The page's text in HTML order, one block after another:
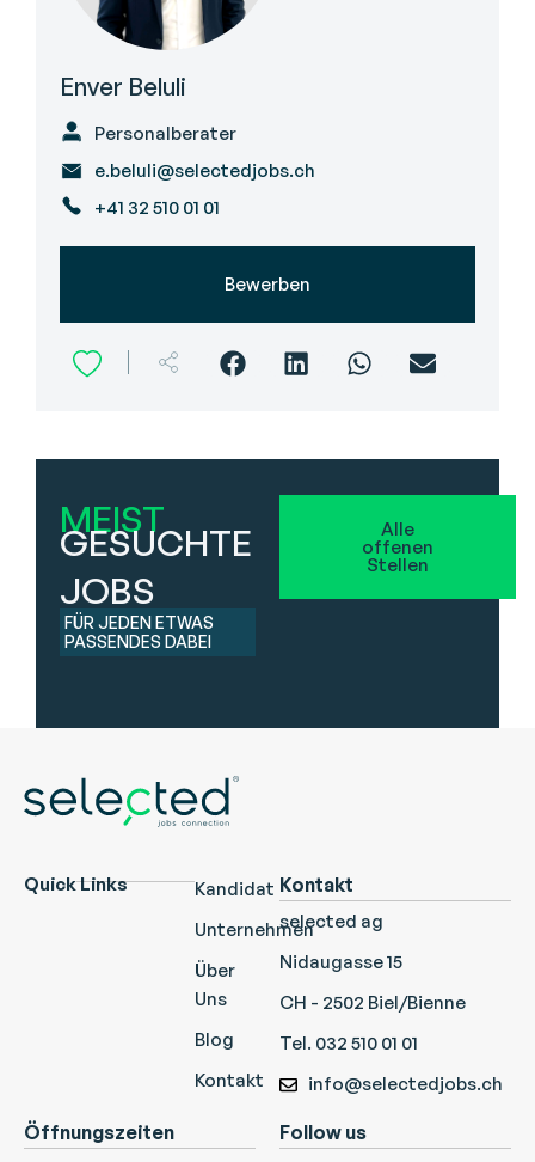
Enver Beluli
Personalberater
e.beluli@selectedjobs.ch
+41 32 510 01 01
Bewerben
MEIST
GESUCHTE
JOBS
FÜR JEDEN ETWAS
PASSENDES DABEI
Alle
offenen
Stellen
Quick Links
Kandidat
Unternehmen
Über
Uns
Blog
Kontakt
Kontakt
selected ag
Nidaugasse 15
CH - 2502 Biel/Bienne
Tel. 032 510 01 01
info@selectedjobs.ch
Öffnungszeiten Follow us